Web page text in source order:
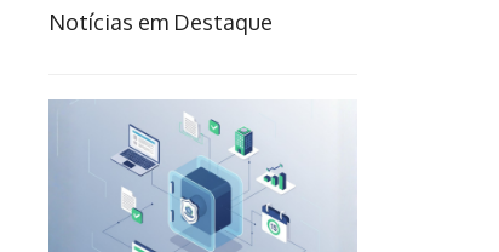
Notícias em Destaque